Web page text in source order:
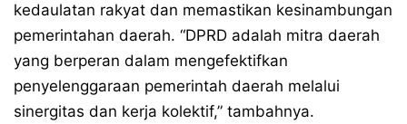
kedaulatan rakyat dan memastikan kesinambungan
pemerintahan daerah. “DPRD adalah mitra daerah
yang berperan dalam mengefektifkan
penyelenggaraan pemerintah daerah melalui
sinergitas dan kerja kolektif,” tambahnya.